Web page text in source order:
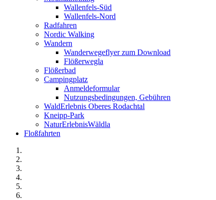
Wallenfels-Süd
Wallenfels-Nord
Radfahren
Nordic Walking
Wandern
Wanderwegeflyer zum Download
Flößerwegla
Flößerbad
Campingplatz
Anmeldeformular
Nutzungsbedingungen, Gebühren
WaldErlebnis Oberes Rodachtal
Kneipp-Park
NaturErlebnisWäldla
Floßfahrten